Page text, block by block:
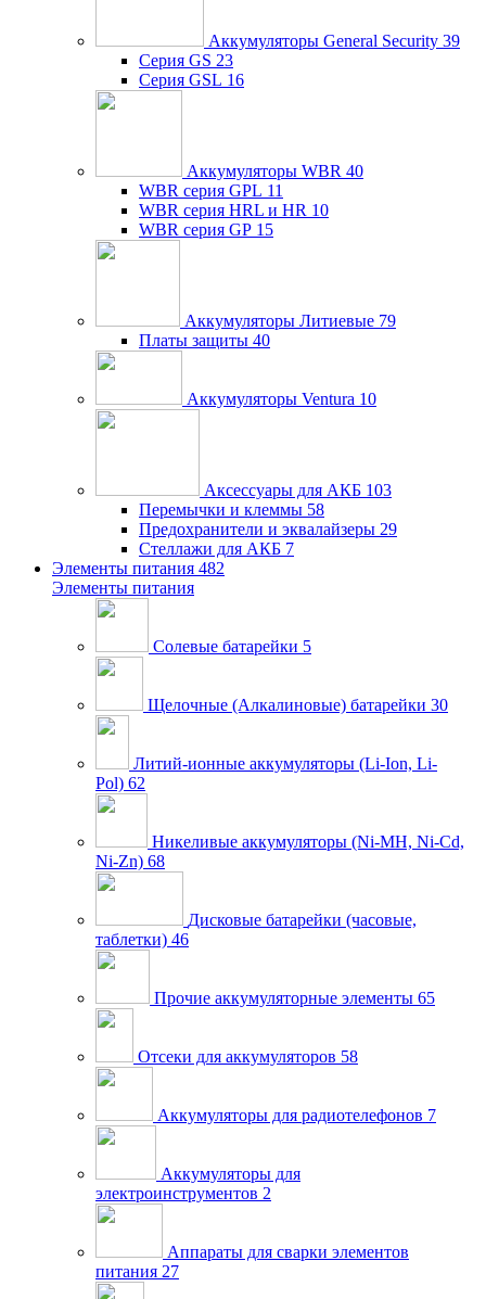
Аккумуляторы General Security 39
Серия GS 23
Серия GSL 16
Аккумуляторы WBR 40
WBR серия GPL 11
WBR серия HRL и HR 10
WBR серия GP 15
Аккумуляторы Литиевые 79
Платы защиты 40
Аккумуляторы Ventura 10
Аксессуары для АКБ 103
Перемычки и клеммы 58
Предохранители и эквалайзеры 29
Стеллажи для АКБ 7
Элементы питания 482
Элементы питания
Солевые батарейки 5
Щелочные (Алкалиновые) батарейки 30
Литий-ионные аккумуляторы (Li-Ion, Li-
Pol) 62
Никеливые аккумуляторы (Ni-MH, Ni-Cd,
Ni-Zn) 68
Дисковые батарейки (часовые,
таблетки) 46
Прочие аккумуляторные элементы 65
Отсеки для аккумуляторов 58
Аккумуляторы для радиотелефонов 7
Аккумуляторы для
электроинструментов 2
Аппараты для сварки элементов
питания 27